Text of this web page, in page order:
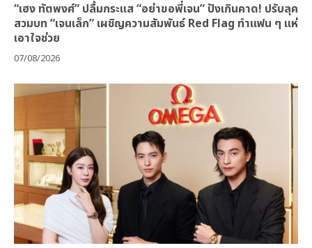
“เฮง ทัตพงศ์” ปลื้มกระแส “อย่าขอพี่เจน” ปังเกินคาด! ปรับลุค
สวมบท “เจนเล็ก” เผชิญความสัมพันธ์ Red Flag ทำแฟน ๆ แห่
เอาใจช่วย
07/08/2026